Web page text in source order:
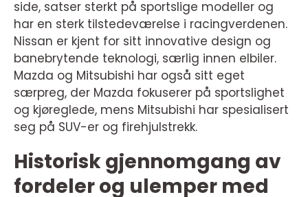
side, satser sterkt på sportslige modeller og
har en sterk tilstedeværelse i racingverdenen.
Nissan er kjent for sitt innovative design og
banebrytende teknologi, særlig innen elbiler.
Mazda og Mitsubishi har også sitt eget
særpreg, der Mazda fokuserer på sportslighet
og kjøreglede, mens Mitsubishi har spesialisert
seg på SUV-er og firehjulstrekk.
Historisk gjennomgang av
fordeler og ulemper med